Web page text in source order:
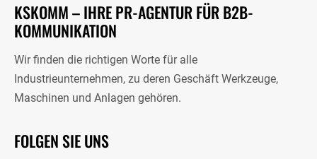
KSKOMM – IHRE PR-AGENTUR FÜR B2B-
KOMMUNIKATION
Wir finden die richtigen Worte für alle
Industrieunternehmen, zu deren Geschäft Werkzeuge,
Maschinen und Anlagen gehören.
FOLGEN SIE UNS